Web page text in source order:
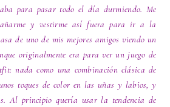
para pasar todo el día durmiendo. Me
y vestirme así fuera para ir a la
de uno de mis mejores amigos viendo un
originalmente era para ver un juego de
nada como una combinación clásica de
toques de color en las uñas y labios, y
Al principio quería usar la tendencia de